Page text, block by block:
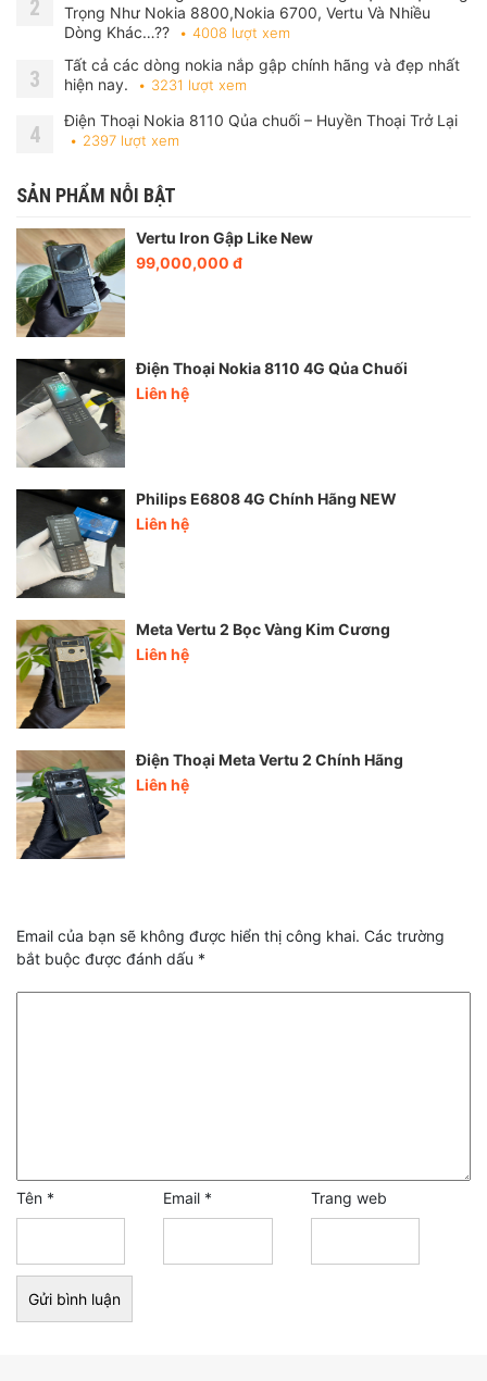
2
Trọng Như Nokia 8800,Nokia 6700, Vertu Và Nhiều
Dòng Khác…??
4008 lượt xem
3
Tất cả các dòng nokia nắp gập chính hãng và đẹp nhất
hiện nay.
3231 lượt xem
4
Điện Thoại Nokia 8110 Qủa chuối – Huyền Thoại Trở Lại
2397 lượt xem
SẢN PHẨM NỖI BẬT
Vertu Iron Gập Like New
99,000,000 đ
Điện Thoại Nokia 8110 4G Qủa Chuối
Liên hệ
Philips E6808 4G Chính Hãng NEW
Liên hệ
Meta Vertu 2 Bọc Vàng Kim Cương
Liên hệ
Điện Thoại Meta Vertu 2 Chính Hãng
Liên hệ
Email của bạn sẽ không được hiển thị công khai. Các trường
bắt buộc được đánh dấu *
Tên * Email * Trang web